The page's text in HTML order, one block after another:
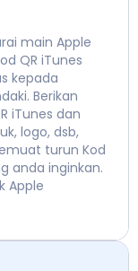
main Apple
QR iTunes
kepada
Berikan
iTunes dan
logo, dsb,
turun Kod
anda inginkan.
Apple